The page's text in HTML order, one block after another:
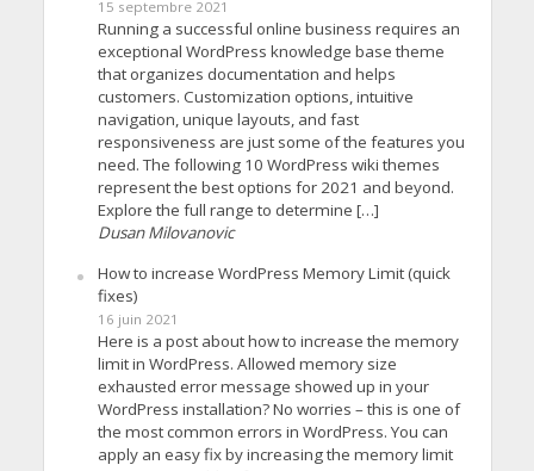
15 septembre 2021
Running a successful online business requires an
exceptional WordPress knowledge base theme
that organizes documentation and helps
customers. Customization options, intuitive
navigation, unique layouts, and fast
responsiveness are just some of the features you
need. The following 10 WordPress wiki themes
represent the best options for 2021 and beyond.
Explore the full range to determine […]
Dusan Milovanovic
How to increase WordPress Memory Limit (quick
fixes)
16 juin 2021
Here is a post about how to increase the memory
limit in WordPress. Allowed memory size
exhausted error message showed up in your
WordPress installation? No worries – this is one of
the most common errors in WordPress. You can
apply an easy fix by increasing the memory limit